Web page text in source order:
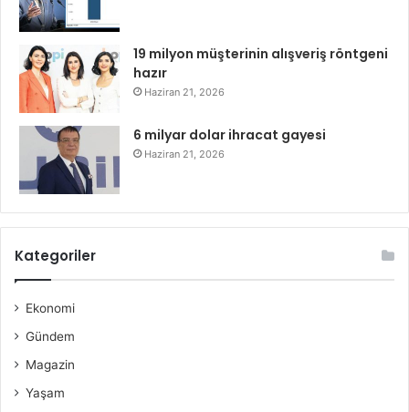
19 milyon müşterinin alışveriş röntgeni
hazır
Haziran 21, 2026
6 milyar dolar ihracat gayesi
Haziran 21, 2026
Kategoriler
Ekonomi
Gündem
Magazin
Yaşam